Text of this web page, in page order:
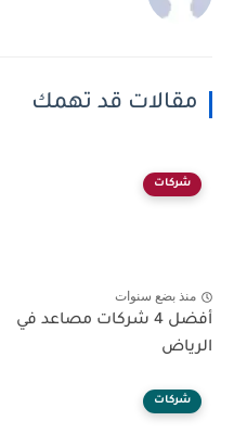
مقالات قد تهمك
شركات
منذ بضع سنوات
أفضل 4 شركات مصاعد في
الرياض
شركات